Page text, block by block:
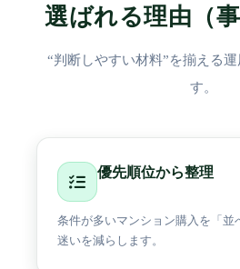
選ばれる理由（事
“判断しやすい材料”を揃える
す。
優先順位から整理
条件が多いマンション購入を「並
迷いを減らします。